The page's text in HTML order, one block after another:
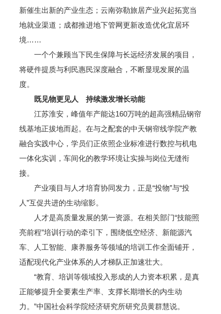
新催生出新的产业生态；云南弥勒旅居产业兴起拓宽当
地就业渠道；成都推进地下管网更新改造优化宜居环
境……
一个个兼顾当下民生保障与长远经济发展的项目，
将硬件提质与利民惠民深度融合，不断显现发展的温
度。
既见物更见人 持续激发增长动能
江苏淮安，峰值年产能达160万吨的超高强精品钢帘
线基地正拔地而起。在与之配套的中天钢帘线学院产教
融合实践中心，学员们正依照企业标准进行数控与机电
一体化实训，车间化的教学环境让实操与岗位无缝衔
接。
产业项目与人才培育协同发力，正是“投物”与“投
人”互促共进的生动缩影。
人才是高质量发展的第一资源。在相关部门“技能照
亮前程”培训行动的牵引下，围绕低空经济、新能源汽
车、人工智能、康养服务等领域的培训工作全面铺开，
适配现代化产业体系的人才梯队正加速壮大。
“教育、培训等领域投入形成的人力资本积累，是真
正能够提升全要素生产率、支撑长期增长的内生动
力。”中国社会科学院经济研究所研究员黄群慧说。